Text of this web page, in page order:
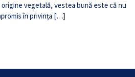
vegetală, vestea bună este că nu
în privința […]